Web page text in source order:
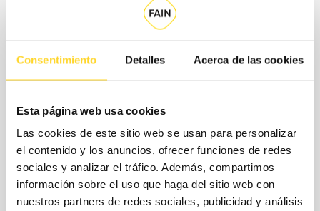
Consentimiento Detalles Acerca de las cookies
Esta página web usa cookies
Las cookies de este sitio web se usan para personalizar
el contenido y los anuncios, ofrecer funciones de redes
sociales y analizar el tráfico. Además, compartimos
información sobre el uso que haga del sitio web con
nuestros partners de redes sociales, publicidad y análisis
Quines són les modalitats de
contractació?
pressupost, a FAIN et proposem un model de contractació
flexible, en què seleccionaràs per separat la cobertura de
peces, és a dir, els recanvis que s'inclouen sense cost
addicional al teu contracte, i els horaris de servei.